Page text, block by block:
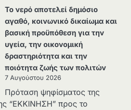
Το νερό αποτελεί δημόσιο
αγαθό, κοινωνικό δικαίωμα και
βασική προϋπόθεση για την
υγεία, την οικονομική
δραστηριότητα και την
ποιότητα ζωής των πολιτών
7 Αυγούστου 2026
Πρόταση ψηφίσματος της
“ΕΚΚΙΝΗΣΗ” προς το